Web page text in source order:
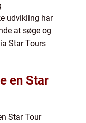
udvikling har
at søge og
Star Tours
en Star
Star Tour